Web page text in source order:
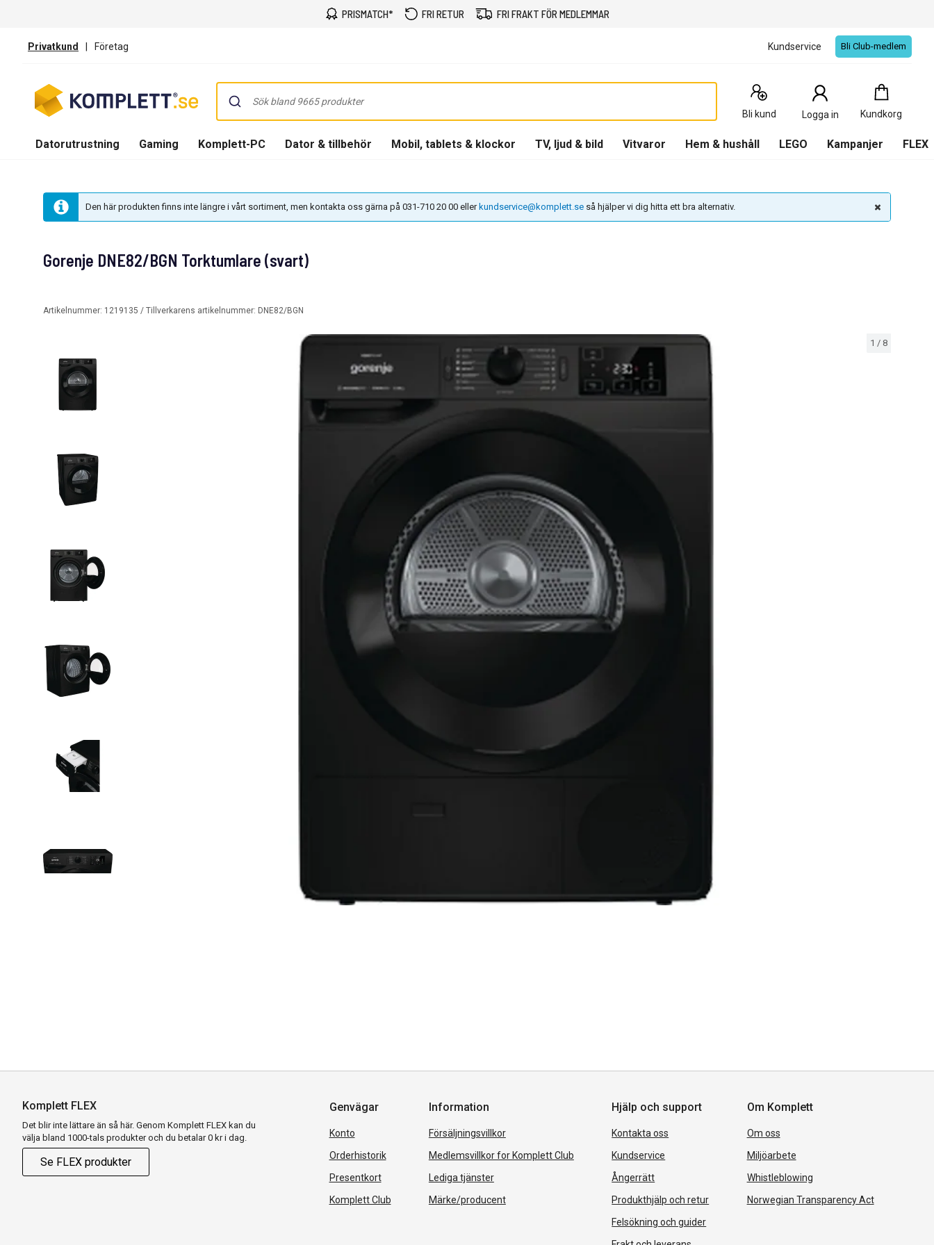
PRISMATCH* FRI RETUR FRI FRAKT FÖR MEDLEMMAR
Privatkund | Företag Kundservice Bli Club-medlem
Bli kund Logga in Kundkorg
Kundkorg
0
Produkter
Datorutrustning Gaming Komplett-PC Dator & tillbehör Mobil, tablets & klockor TV, ljud & bild Vitvaror Hem & hushåll LEGO Kampanjer FLEX
Den här produkten finns inte längre i vårt sortiment, men kontakta oss gärna på 031-710 20 00 eller kundservice@komplett.se så hjälper vi dig hitta ett bra alternativ.
1 / 8
Gorenje DNE82/BGN Torktumlare (svart)
Artikelnummer: 1219135 / Tillverkarens artikelnummer: DNE82/BGN
Komplett FLEX
Det blir inte lättare än så här. Genom Komplett FLEX kan du
välja bland 1000-tals produkter och du betalar 0 kr i dag.
Se FLEX produkter
Genvägar
Konto
Orderhistorik
Presentkort
Komplett Club
Information
Försäljningsvillkor
Medlemsvillkor for Komplett Club
Lediga tjänster
Märke/producent
Hjälp och support
Kontakta oss
Kundservice
Ångerrätt
Produkthjälp och retur
Felsökning och guider
Om Komplett
Om oss
Miljöarbete
Whistleblowing
Norwegian Transparency Act